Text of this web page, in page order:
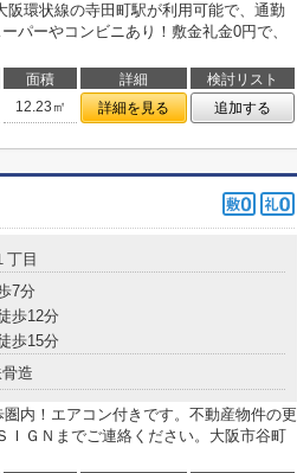
環状線の寺田町駅が利用可能で、通勤
パーやコンビニあり！敷金礼金0円で、
面積 詳細
検討リスト
12.23㎡ 詳細を見る 追加する
丁目
7分
歩12分
歩15分
造
内！エアコン付きです。不動産物件の更
ＩＧＮまでご連絡ください。大阪市谷町